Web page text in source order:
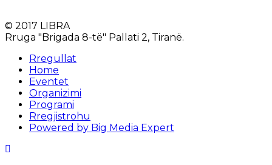
© 2017 LIBRA
Rruga "Brigada 8-të" Pallati 2, Tiranë.
Rregullat
Home
Eventet
Organizimi
Programi
Rregjistrohu
Powered by Big Media Expert